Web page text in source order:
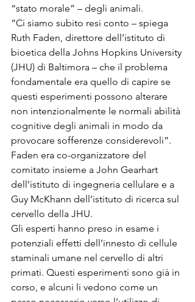
“stato morale” – degli animali.
“Ci siamo subito resi conto – spiega
Ruth Faden, direttore dell’istituto di
bioetica della Johns Hopkins University
(JHU) di Baltimora – che il problema
fondamentale era quello di capire se
questi esperimenti possono alterare
non intenzionalmente le normali abilità
cognitive degli animali in modo da
provocare sofferenze considerevoli”.
Faden era co-organizzatore del
comitato insieme a John Gearhart
dell’istituto di ingegneria cellulare e a
Guy McKhann dell’istituto di ricerca sul
cervello della JHU.
Gli esperti hanno preso in esame i
potenziali effetti dell’innesto di cellule
staminali umane nel cervello di altri
primati. Questi esperimenti sono già in
corso, e alcuni li vedono come un